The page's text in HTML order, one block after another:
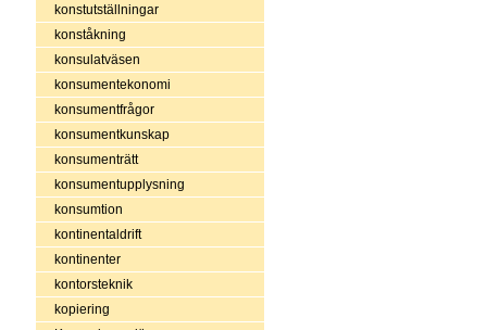
konstutställningar
konståkning
konsulatväsen
konsumentekonomi
konsumentfrågor
konsumentkunskap
konsumenträtt
konsumentupplysning
konsumtion
kontinentaldrift
kontinenter
kontorsteknik
kopiering